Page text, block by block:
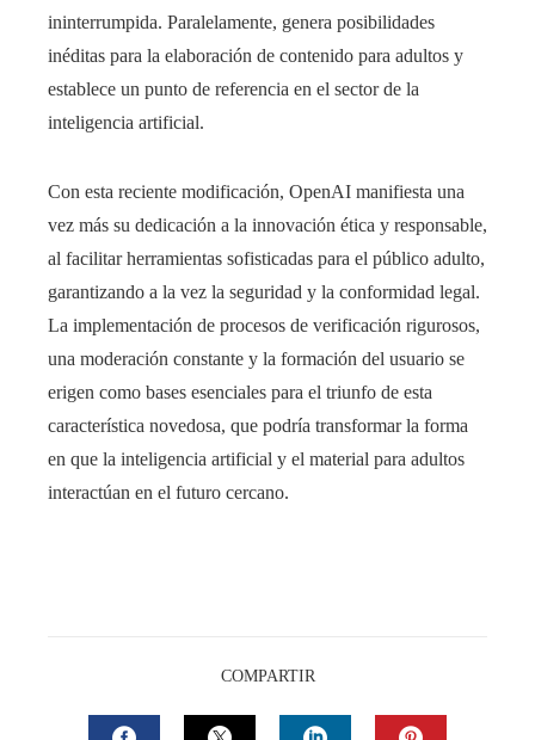
ininterrumpida. Paralelamente, genera posibilidades
inéditas para la elaboración de contenido para adultos y
establece un punto de referencia en el sector de la
inteligencia artificial.
Con esta reciente modificación, OpenAI manifiesta una
vez más su dedicación a la innovación ética y responsable,
al facilitar herramientas sofisticadas para el público adulto,
garantizando a la vez la seguridad y la conformidad legal.
La implementación de procesos de verificación rigurosos,
una moderación constante y la formación del usuario se
erigen como bases esenciales para el triunfo de esta
característica novedosa, que podría transformar la forma
en que la inteligencia artificial y el material para adultos
interactúan en el futuro cercano.
COMPARTIR